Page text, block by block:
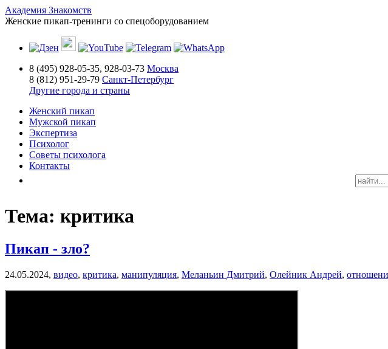
Академия Знакомств
Женские пикап-тренинги со спецоборудованием
8 (495) 928-05-35, 928-03-73 Москва
8 (812) 951-29-79 Санкт-Петербург
Другие города и страны
Женский пикап
Мужской пикап
Экспертиза
Психолог
Советы психолога
Контакты
Тема: критика
Пикап - зло?
24.05.2024, видео, критика, манипуляция, Меланьин Дмитрий, Олейник Андрей,